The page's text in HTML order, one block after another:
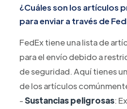
¿Cuáles son los artículos
para enviar a través de
FedEx tiene una lista de
para el envío debido a
de seguridad. Aquí tienes
de los artículos
-Sustancias peligrosas: